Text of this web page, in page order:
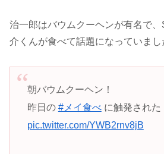
治一郎はバウムクーヘンが有名で
介くんが食べて話題になっていまし
朝バウムクーヘン！
昨日の #メイ食べに触発された
pic.twitter.com/YWB2rnv8jB